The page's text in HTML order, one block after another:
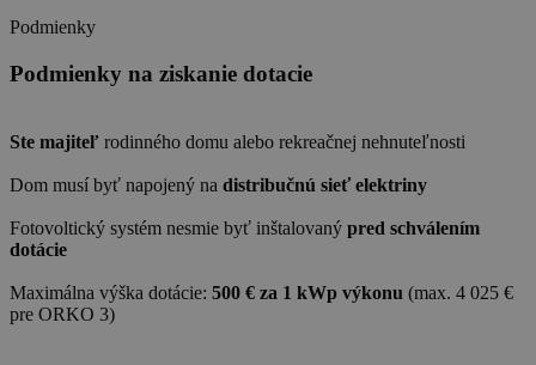
Podmienky
Podmienky na ziskanie dotacie
Ste majiteľ rodinného domu alebo rekreačnej nehnuteľnosti
Dom musí byť napojený na distribučnú sieť elektriny
Fotovoltický systém nesmie byť inštalovaný pred schválením
dotácie
Maximálna výška dotácie: 500 € za 1 kWp výkonu (max. 4 025 €
pre ORKO 3)